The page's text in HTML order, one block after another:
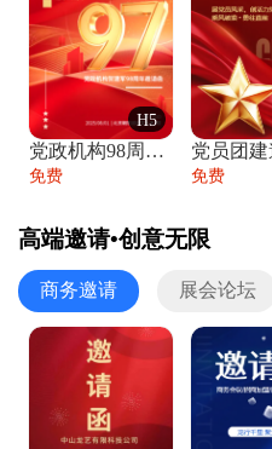
H5
党政机构98周年八一建军节庆祝晚会活动邀
免费 免费
高端邀请•创意无限
商务邀请 展会论坛